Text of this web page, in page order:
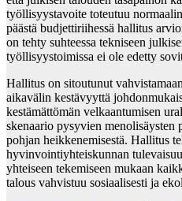
työllisyystavoite toteutuu
päästä budjettiriihessä hallitus
on tehty suhteessa tekniseen
työllisyystoimissa ei ole edetty
Hallitus on sitoutunut
aikavälin kestävyyttä
kestämättömän velkaantumisen
skenaario pysyvien menolisäysten
pohjan heikkenemisestä. Hallitus
hyvinvointiyhteiskunnan
yhteiseen tekemiseen mukaan
talous vahvistuu sosiaalisesti ja